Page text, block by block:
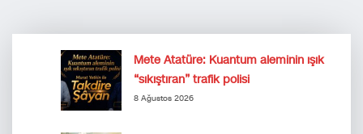
Mete Atatüre: Kuantum aleminin ışık
“sıkıştıran” trafik polisi
8 Ağustos 2026